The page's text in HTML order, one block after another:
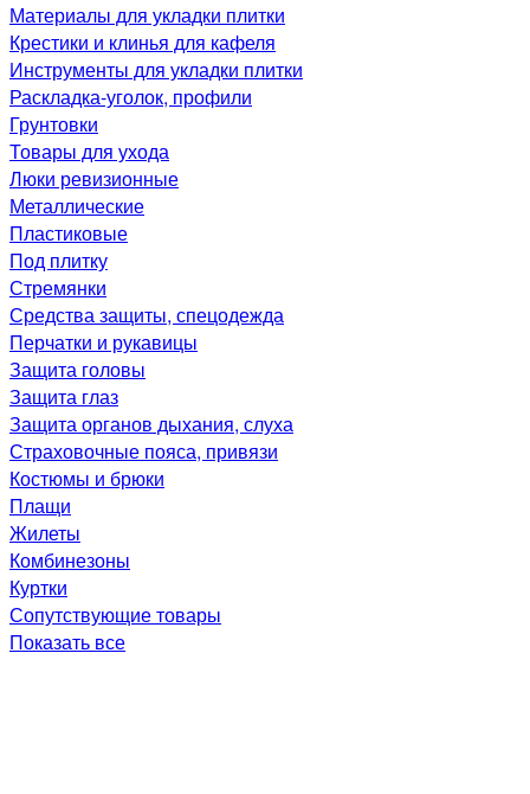
Материалы для укладки плитки
Крестики и клинья для кафеля
Инструменты для укладки плитки
Раскладка-уголок, профили
Грунтовки
Товары для ухода
Люки ревизионные
Металлические
Пластиковые
Под плитку
Стремянки
Средства защиты, спецодежда
Перчатки и рукавицы
Защита головы
Защита глаз
Защита органов дыхания, слуха
Страховочные пояса, привязи
Костюмы и брюки
Плащи
Жилеты
Комбинезоны
Куртки
Сопутствующие товары
Показать все